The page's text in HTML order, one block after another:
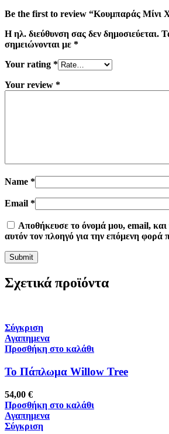
Be the first to review “Κουμπαράς Μίνι
Η ηλ. διεύθυνση σας δεν δημοσιεύεται.
σημειώνονται με *
Your rating *
Your review *
Name *
Email *
Αποθήκευσε το όνομά μου, email, και
αυτόν τον πλοηγό για την επόμενη φορά
Σχετικά προϊόντα
Σύγκριση
Αγαπημενα
Προσθήκη στο καλάθι
Το Πάπλωμα Willow Tree
54,00 €
Προσθήκη στο καλάθι
Αγαπημενα
Σύγκριση